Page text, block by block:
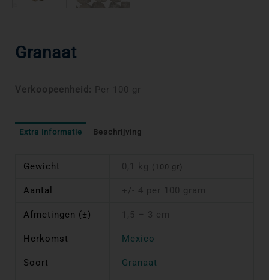
Granaat
Verkoopeenheid: Per 100 gr
Extra informatie Beschrijving
Gewicht 0,1 kg (100 gr)
Aantal +/- 4 per 100 gram
Afmetingen (±) 1,5 – 3 cm
Herkomst Mexico
Soort Granaat